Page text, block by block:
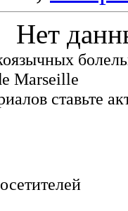
Нет
Marseille
ставьте